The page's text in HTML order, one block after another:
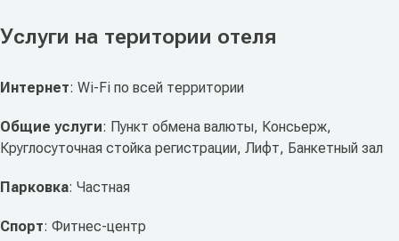
Услуги на територии отеля
Интернет: Wi-Fi по всей территории
Общие услуги: Пункт обмена валюты, Консьерж,
Круглосуточная стойка регистрации, Лифт, Банкетный зал
Парковка: Частная
Спорт: Фитнес-центр